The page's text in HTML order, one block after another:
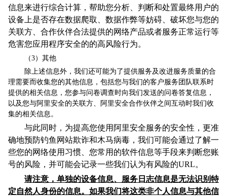
信息来进行综合计算，帮助您分析、判断和处置最终用户的
设备上是否存在数据爬取、数据作弊等妨碍、破坏您与您的
关联方、合作伙伴合法提供的网络产品或者服务正常运行等
危害您应用程序安全的的高风险行为。
（3）其他
除上述信息外，我们还可能为了提供服务及改进服务质量的合
理需要而收集您的其他信息，包括您与我们的客户服务团队联系时
提供的相关信息，您参与问卷调查时向我们发送的问卷答复信息，
以及您与阿里安全的关联方、阿里安全合作伙伴之间互动时我们收
集的相关信息。
与此同时，为提高您使用阿里安全服务的安全性，更准
确地预防钓鱼网站欺诈和木马病毒，我们可能会通过了解一
些您的网络使用习惯、您常用的软件信息等手段来判断您账
号的风险，并可能会记录一些我们认为有风险的URL。
请注意，单独的设备信息、服务日志信息是无法识别特
定自然人身份的信息。如果我们将这类非个人信息与其他信